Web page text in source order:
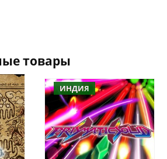
товары
ИНДИЯ